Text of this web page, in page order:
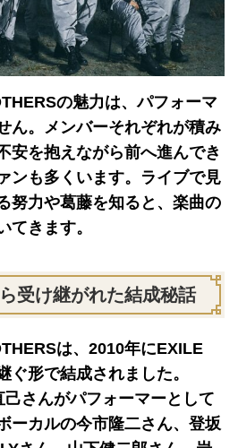
の魅力は、パフォーマ
ん。メンバーそれぞれが積み
安を抱えながら前へ進んでき
ンも多くいます。ライブで見
努力や葛藤を知ると、楽曲の
てきます。
受け継がれた結成秘話
は、2010年にEXILE
ぐ形で結成されました。
さんがパフォーマーとして
ーカルの今市隆二さん、登坂